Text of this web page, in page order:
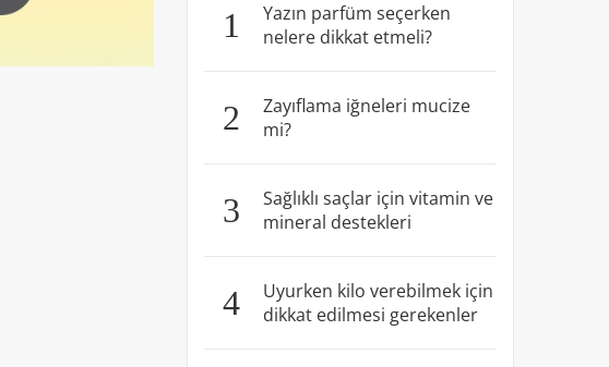
1
Yazın parfüm seçerken
nelere dikkat etmeli?
2
Zayıflama iğneleri mucize
mi?
3
Sağlıklı saçlar için vitamin ve
mineral destekleri
4
Uyurken kilo verebilmek için
dikkat edilmesi gerekenler